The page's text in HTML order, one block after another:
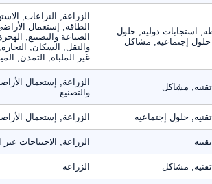
استجابات دولية, حلول
إجتماعيه, مشاكل
الزراعة, النزاعات,
الطاقه, إستعمال
الصناعة والتصنيع, الهجرة,
والنقل, السكان, التجاره,
غير الملباه, التمدن, المياه
مشاكل
الزراعة, إستعمال
والتصنيع
حلول إجتماعيه الزراعة, إستعمال الأراضي
الزراعة, الاحتياجات غير
مشاكل الزراعة